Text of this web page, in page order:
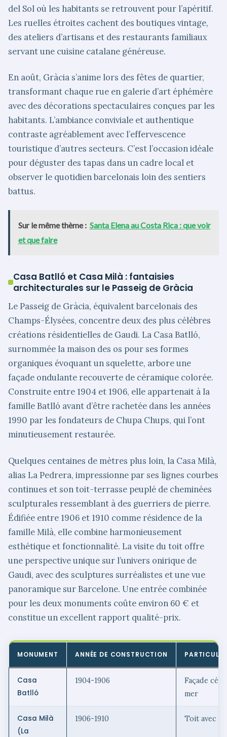
del Sol où les habitants se retrouvent pour l’apéritif.
Les ruelles étroites cachent des boutiques vintage,
des ateliers d’artisans et des restaurants familiaux
servant une cuisine catalane généreuse.
En août, Gràcia s’anime lors des fêtes de quartier,
transformant chaque rue en galerie d’art éphémère
avec des décorations spectaculaires conçues par les
habitants. L’ambiance conviviale et authentique
contraste agréablement avec l’effervescence
touristique d’autres secteurs. C’est l’occasion idéale
pour déguster des tapas dans un cadre local et
observer le quotidien barcelonais loin des sentiers
battus.
Sur le même thème : Santa Elena au Costa Rica : que voir
et que faire
Casa Batlló et Casa Milà : fantaisies
architecturales sur le Passeig de Gràcia
Le Passeig de Gràcia, équivalent barcelonais des
Champs-Élysées, concentre deux des plus célèbres
créations résidentielles de Gaudi. La Casa Batlló,
surnommée la maison des os pour ses formes
organiques évoquant un squelette, arbore une
façade ondulante recouverte de céramique colorée.
Construite entre 1904 et 1906, elle appartenait à la
famille Batlló avant d’être rachetée dans les années
1990 par les fondateurs de Chupa Chups, qui l’ont
minutieusement restaurée.
Quelques centaines de mètres plus loin, la Casa Milà,
alias La Pedrera, impressionne par ses lignes courbes
continues et son toit-terrasse peuplé de cheminées
sculpturales ressemblant à des guerriers de pierre.
Édifiée entre 1906 et 1910 comme résidence de la
famille Milà, elle combine harmonieusement
esthétique et fonctionnalité. La visite du toit offre
une perspective unique sur l’univers onirique de
Gaudi, avec des sculptures surréalistes et une vue
panoramique sur Barcelone. Une entrée combinée
pour les deux monuments coûte environ 60 € et
constitue un excellent rapport qualité-prix.
MONUMENT ANNÉE DE CONSTRUCTION
Casa
Batlló
1904-1906
Façade
mer
Casa Milà
(La
1906-1910 Toit avec